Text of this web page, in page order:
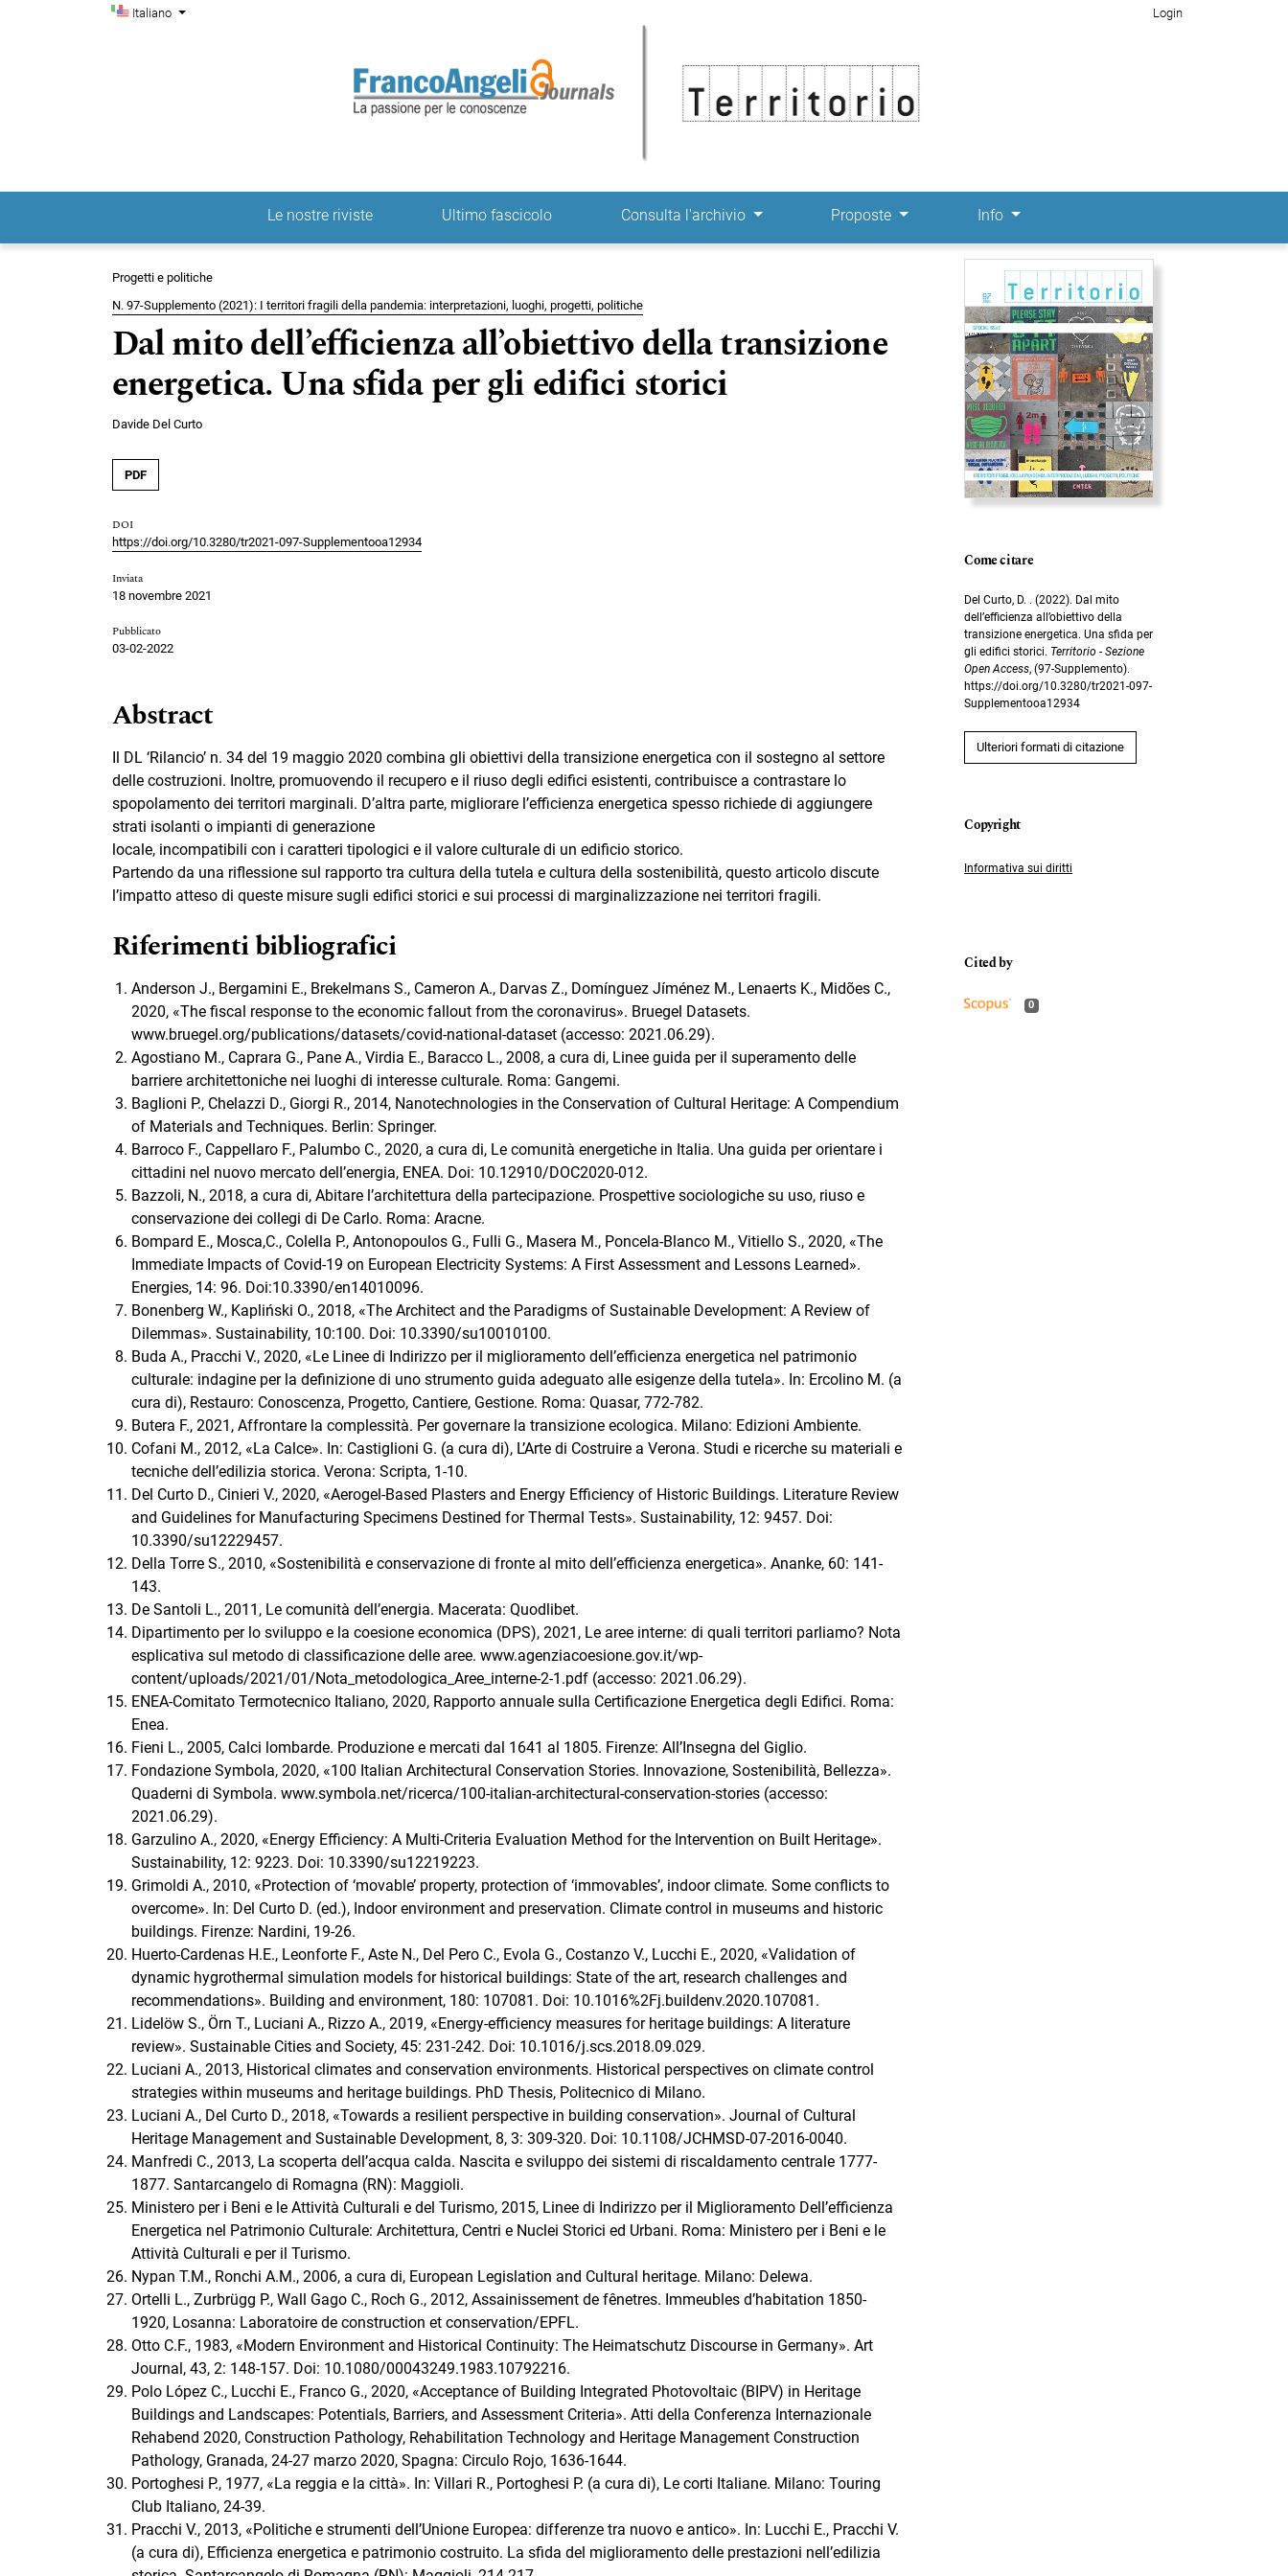
Salta al menu principale di navigazione
Salta al contenuto principale
Salta al piè di pagina del sitoCambia la lingua. La lingua corrente è:
Italiano
Menu di amministrazione Login
Menu principale Le nostre riviste Ultimo fascicolo Consulta l'archivio Proposte Info
Progetti e politiche
N. 97-Supplemento (2021): I territori fragili della pandemia: interpretazioni, luoghi, progetti, politiche
Dal mito dell’efficienza all’obiettivo della transizione
energetica. Una sfida per gli edifici storici
Davide Del Curto
PDF
DOI
https://doi.org/10.3280/tr2021-097-Supplementooa12934
Inviata
18 novembre 2021
Pubblicato
03-02-2022
Abstract
Il DL ‘Rilancio’ n. 34 del 19 maggio 2020 combina gli obiettivi della transizione energetica con il sostegno al settore
delle costruzioni. Inoltre, promuovendo il recupero e il riuso degli edifici esistenti, contribuisce a contrastare lo
spopolamento dei territori marginali. D’altra parte, migliorare l’efficienza energetica spesso richiede di aggiungere
strati isolanti o impianti di generazione
locale, incompatibili con i caratteri tipologici e il valore culturale di un edificio storico.
Partendo da una riflessione sul rapporto tra cultura della tutela e cultura della sostenibilità, questo articolo discute
l’impatto atteso di queste misure sugli edifici storici e sui processi di marginalizzazione nei territori fragili.
Riferimenti bibliografici
Anderson J., Bergamini E., Brekelmans S., Cameron A., Darvas Z., Domínguez Jíménez M., Lenaerts K., Midões C.,
2020, «The fiscal response to the economic fallout from the coronavirus». Bruegel Datasets.
www.bruegel.org/publications/datasets/covid-national-dataset (accesso: 2021.06.29).
Agostiano M., Caprara G., Pane A., Virdia E., Baracco L., 2008, a cura di, Linee guida per il superamento delle
barriere architettoniche nei luoghi di interesse culturale. Roma: Gangemi.
Baglioni P., Chelazzi D., Giorgi R., 2014, Nanotechnologies in the Conservation of Cultural Heritage: A Compendium
of Materials and Techniques. Berlin: Springer.
Barroco F., Cappellaro F., Palumbo C., 2020, a cura di, Le comunità energetiche in Italia. Una guida per orientare i
cittadini nel nuovo mercato dell’energia, ENEA. Doi: 10.12910/DOC2020-012.
Bazzoli, N., 2018, a cura di, Abitare l’architettura della partecipazione. Prospettive sociologiche su uso, riuso e
conservazione dei collegi di De Carlo. Roma: Aracne.
Bompard E., Mosca,C., Colella P., Antonopoulos G., Fulli G., Masera M., Poncela-Blanco M., Vitiello S., 2020, «The
Immediate Impacts of Covid-19 on European Electricity Systems: A First Assessment and Lessons Learned».
Energies, 14: 96. Doi:10.3390/en14010096.
Bonenberg W., Kapliński O., 2018, «The Architect and the Paradigms of Sustainable Development: A Review of
Dilemmas». Sustainability, 10:100. Doi: 10.3390/su10010100.
Buda A., Pracchi V., 2020, «Le Linee di Indirizzo per il miglioramento dell’efficienza energetica nel patrimonio
culturale: indagine per la definizione di uno strumento guida adeguato alle esigenze della tutela». In: Ercolino M. (a
cura di), Restauro: Conoscenza, Progetto, Cantiere, Gestione. Roma: Quasar, 772-782.
Butera F., 2021, Affrontare la complessità. Per governare la transizione ecologica. Milano: Edizioni Ambiente.
Cofani M., 2012, «La Calce». In: Castiglioni G. (a cura di), L’Arte di Costruire a Verona. Studi e ricerche su materiali e
tecniche dell’edilizia storica. Verona: Scripta, 1-10.
Del Curto D., Cinieri V., 2020, «Aerogel-Based Plasters and Energy Efficiency of Historic Buildings. Literature Review
and Guidelines for Manufacturing Specimens Destined for Thermal Tests». Sustainability, 12: 9457. Doi:
10.3390/su12229457.
Della Torre S., 2010, «Sostenibilità e conservazione di fronte al mito dell’efficienza energetica». Ananke, 60: 141-
143.
De Santoli L., 2011, Le comunità dell’energia. Macerata: Quodlibet.
Dipartimento per lo sviluppo e la coesione economica (DPS), 2021, Le aree interne: di quali territori parliamo? Nota
esplicativa sul metodo di classificazione delle aree. www.agenziacoesione.gov.it/wp-
content/uploads/2021/01/Nota_metodologica_Aree_interne-2-1.pdf (accesso: 2021.06.29).
ENEA-Comitato Termotecnico Italiano, 2020, Rapporto annuale sulla Certificazione Energetica degli Edifici. Roma:
Enea.
Fieni L., 2005, Calci lombarde. Produzione e mercati dal 1641 al 1805. Firenze: All’Insegna del Giglio.
Fondazione Symbola, 2020, «100 Italian Architectural Conservation Stories. Innovazione, Sostenibilità, Bellezza».
Quaderni di Symbola. www.symbola.net/ricerca/100-italian-architectural-conservation-stories (accesso:
2021.06.29).
Garzulino A., 2020, «Energy Efficiency: A Multi-Criteria Evaluation Method for the Intervention on Built Heritage».
Sustainability, 12: 9223. Doi: 10.3390/su12219223.
Grimoldi A., 2010, «Protection of ‘movable’ property, protection of ‘immovables’, indoor climate. Some conflicts to
overcome». In: Del Curto D. (ed.), Indoor environment and preservation. Climate control in museums and historic
buildings. Firenze: Nardini, 19-26.
Huerto-Cardenas H.E., Leonforte F., Aste N., Del Pero C., Evola G., Costanzo V., Lucchi E., 2020, «Validation of
dynamic hygrothermal simulation models for historical buildings: State of the art, research challenges and
recommendations». Building and environment, 180: 107081. Doi: 10.1016%2Fj.buildenv.2020.107081.
Lidelöw S., Örn T., Luciani A., Rizzo A., 2019, «Energy-efficiency measures for heritage buildings: A literature
review». Sustainable Cities and Society, 45: 231-242. Doi: 10.1016/j.scs.2018.09.029.
Luciani A., 2013, Historical climates and conservation environments. Historical perspectives on climate control
strategies within museums and heritage buildings. PhD Thesis, Politecnico di Milano.
Luciani A., Del Curto D., 2018, «Towards a resilient perspective in building conservation». Journal of Cultural
Heritage Management and Sustainable Development, 8, 3: 309-320. Doi: 10.1108/JCHMSD-07-2016-0040.
Manfredi C., 2013, La scoperta dell’acqua calda. Nascita e sviluppo dei sistemi di riscaldamento centrale 1777-
1877. Santarcangelo di Romagna (RN): Maggioli.
Ministero per i Beni e le Attività Culturali e del Turismo, 2015, Linee di Indirizzo per il Miglioramento Dell’efficienza
Energetica nel Patrimonio Culturale: Architettura, Centri e Nuclei Storici ed Urbani. Roma: Ministero per i Beni e le
Attività Culturali e per il Turismo.
Nypan T.M., Ronchi A.M., 2006, a cura di, European Legislation and Cultural heritage. Milano: Delewa.
Ortelli L., Zurbrügg P., Wall Gago C., Roch G., 2012, Assainissement de fênetres. Immeubles d’habitation 1850-
1920, Losanna: Laboratoire de construction et conservation/EPFL.
Otto C.F., 1983, «Modern Environment and Historical Continuity: The Heimatschutz Discourse in Germany». Art
Journal, 43, 2: 148-157. Doi: 10.1080/00043249.1983.10792216.
Polo López C., Lucchi E., Franco G., 2020, «Acceptance of Building Integrated Photovoltaic (BIPV) in Heritage
Buildings and Landscapes: Potentials, Barriers, and Assessment Criteria». Atti della Conferenza Internazionale
Rehabend 2020, Construction Pathology, Rehabilitation Technology and Heritage Management Construction
Pathology, Granada, 24-27 marzo 2020, Spagna: Circulo Rojo, 1636-1644.
Portoghesi P., 1977, «La reggia e la città». In: Villari R., Portoghesi P. (a cura di), Le corti Italiane. Milano: Touring
Club Italiano, 24-39.
Pracchi V., 2013, «Politiche e strumenti dell’Unione Europea: differenze tra nuovo e antico». In: Lucchi E., Pracchi V.
(a cura di), Efficienza energetica e patrimonio costruito. La sfida del miglioramento delle prestazioni nell’edilizia
Immagine di copertina
Come citare
Del Curto, D. . (2022). Dal mito
dell’efficienza all’obiettivo della
transizione energetica. Una sfida per
gli edifici storici. Territorio - Sezione
Open Access, (97-Supplemento).
https://doi.org/10.3280/tr2021-097-
Supplementooa12934
Ulteriori formati di citazione
Informativa sui diritti
0